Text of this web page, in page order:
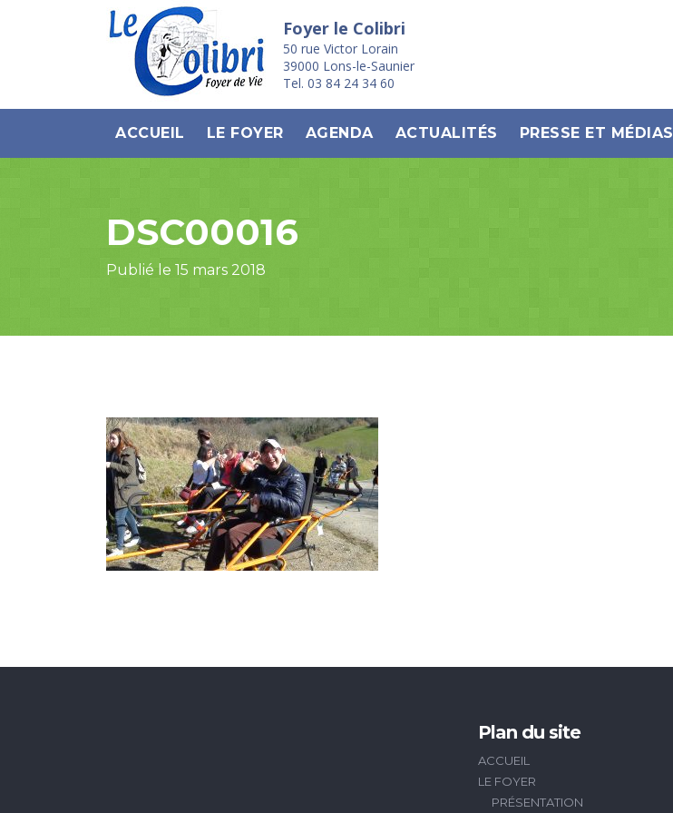
Foyer le Colibri
50 rue Victor Lorain
39000 Lons-le-Saunier
Tel. 03 84 24 34 60
ACCUEIL LE FOYER AGENDA ACTUALITÉS PRESSE ET MÉDIAS
DSC00016
Publié le 15 mars 2018
Plan du site
ACCUEIL
LE FOYER
PRÉSENTATION